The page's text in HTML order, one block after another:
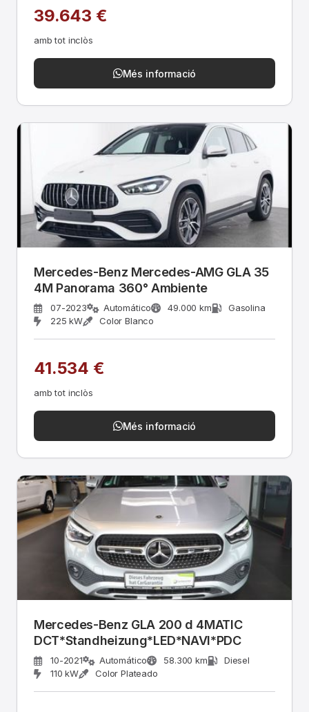
39.643 €
amb tot inclòs
Més informació
Mercedes-Benz Mercedes-AMG GLA 35
4M Panorama 360° Ambiente
07-2023 Automático 49.000 km
Gasolina
225 kW
Color Blanco
41.534 €
amb tot inclòs
Més informació
Mercedes-Benz GLA 200 d 4MATIC
DCT*Standheizung*LED*NAVI*PDC
10-2021 Automático 58.300 km
Diesel
110 kW
Color Plateado